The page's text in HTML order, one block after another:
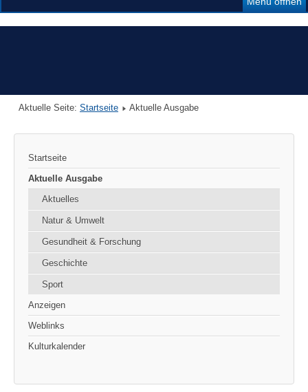
Aktuelle Seite: Startseite Aktuelle Ausgabe
Startseite
Aktuelle Ausgabe
Aktuelles
Natur & Umwelt
Gesundheit & Forschung
Geschichte
Sport
Anzeigen
Weblinks
Kulturkalender